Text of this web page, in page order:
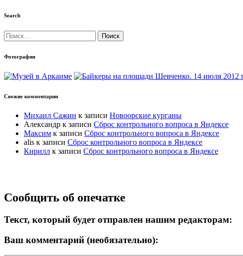
Search
Найти:
Фотографии
Свежие комментарии
Михаил Сажин к записи Новоорские курганы
Александр к записи Сброс контрольного вопроса в Яндексе
Максим к записи Сброс контрольного вопроса в Яндексе
alis к записи Сброс контрольного вопроса в Яндексе
Кирилл к записи Сброс контрольного вопроса в Яндексе
Прокрутка
вверх
Сообщить об опечатке
Текст, который будет отправлен нашим редакторам:
Ваш комментарий (необязательно):